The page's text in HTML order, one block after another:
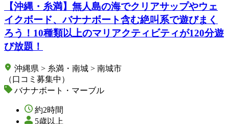
【沖縄・糸満】無人島の海でクリアサップやウェ
イクボード、バナナボート含む絶叫系で遊びまく
ろう！10種類以上のマリアクティビティが120分遊
び放題！
沖縄県 > 糸満・南城 > 南城市
（口コミ募集中）
バナナボート・マーブル
約2時間
5歳以上